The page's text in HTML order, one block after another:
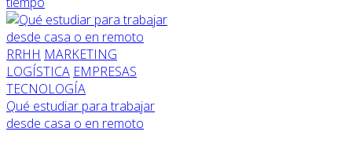
RRHH MARKETING
LOGÍSTICA EMPRESAS
TECNOLOGÍA
Qué estudiar para trabajar
desde casa o en remoto